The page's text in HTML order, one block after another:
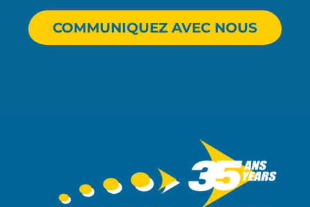
COMMUNIQUEZ AVEC NOUS